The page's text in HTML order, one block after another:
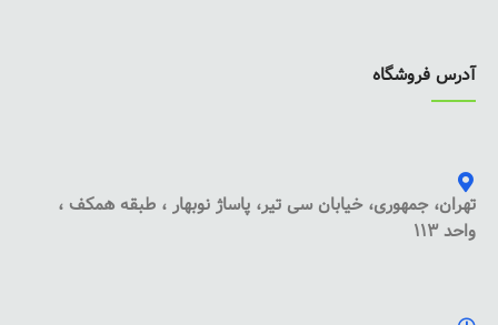
آدرس فروشگاه
تهران، جمهوری، خیابان سی تیر، پاساژ نوبهار ، طبقه همکف ،
واحد 113